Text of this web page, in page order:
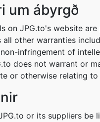
um ábyrgð
on JPG.to's website
all other warranties
infringement of
does not warrant or
or otherwise relating
or its suppliers